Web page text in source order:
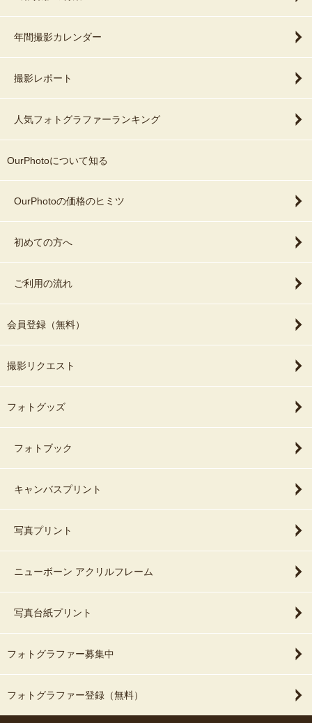
年間撮影カレンダー
撮影レポート
人気フォトグラファーランキング
OurPhotoについて知る
OurPhotoの価格のヒミツ
初めての方へ
ご利用の流れ
会員登録（無料）
撮影リクエスト
フォトグッズ
フォトブック
キャンバスプリント
写真プリント
ニューボーン アクリルフレーム
写真台紙プリント
フォトグラファー募集中
フォトグラファー登録（無料）